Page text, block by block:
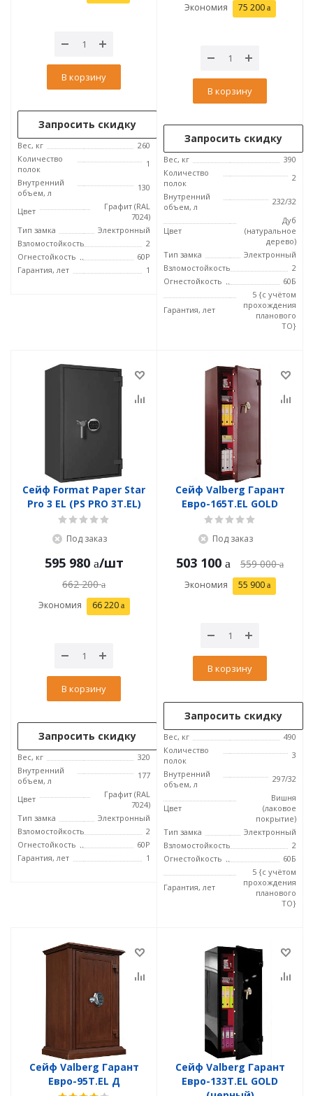
В корзину
Запросить скидку
Вес, кг
260
Количество
полок
1
Внутренний
объем, л
130
Цвет
Графит (RAL
7024)
Тип замка
Электронный
Взломостойкость
2
Огнестойкость
60P
Гарантия, лет
1
Экономия 75 200
В корзину
Запросить скидку
Вес, кг
390
Количество
полок
2
Внутренний
объем, л
232/32
Цвет
Дуб
(натуральное
дерево)
Тип замка
Электронный
Взломостойкость
2
Огнестойкость
60Б
Гарантия, лет
5 {с учётом
прохождения
планового
ТО}
Сейф Format Paper Star
Pro 3 EL (PS PRO 3Т.EL)
Под заказ
595 980 /шт
662 200
Экономия 66 220
В корзину
Запросить скидку
Вес, кг
320
Внутренний
объем, л
177
Цвет
Графит (RAL
7024)
Тип замка
Электронный
Взломостойкость
2
Огнестойкость
60P
Гарантия, лет
1
Сейф Valberg Гарант
Евро-165T.EL GOLD
Под заказ
503 100 559 000
Экономия 55 900
В корзину
Запросить скидку
Вес, кг
490
Количество
полок
3
Внутренний
объем, л
297/32
Цвет
Вишня
(лаковое
покрытие)
Тип замка
Электронный
Взломостойкость
2
Огнестойкость
60Б
Гарантия, лет
5 {с учётом
прохождения
планового
ТО}
Сейф Valberg Гарант
Евро-95Т.EL Д
Сейф Valberg Гарант
Евро-133Т.EL GOLD